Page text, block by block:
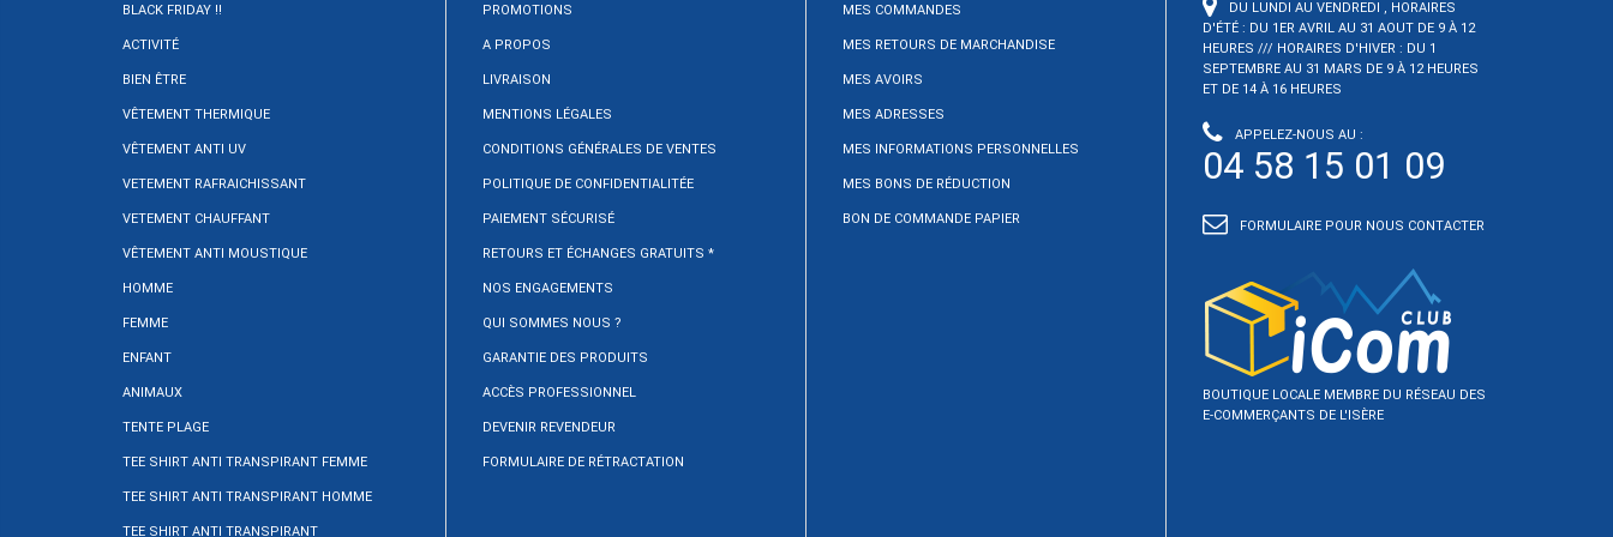
BLACK FRIDAY !!
ACTIVITÉ
BIEN ÊTRE
VÊTEMENT THERMIQUE
VÊTEMENT ANTI UV
VETEMENT RAFRAICHISSANT
VETEMENT CHAUFFANT
VÊTEMENT ANTI MOUSTIQUE
HOMME
FEMME
ENFANT
ANIMAUX
TENTE PLAGE
TEE SHIRT ANTI TRANSPIRANT FEMME
TEE SHIRT ANTI TRANSPIRANT HOMME
TEE SHIRT ANTI TRANSPIRANT
PROMOTIONS
A PROPOS
LIVRAISON
MENTIONS LÉGALES
CONDITIONS GÉNÉRALES DE VENTES
POLITIQUE DE CONFIDENTIALITÉE
PAIEMENT SÉCURISÉ
RETOURS ET ÉCHANGES GRATUITS *
NOS ENGAGEMENTS
QUI SOMMES NOUS ?
GARANTIE DES PRODUITS
ACCÈS PROFESSIONNEL
DEVENIR REVENDEUR
FORMULAIRE DE RÉTRACTATION
MES COMMANDES
MES RETOURS DE MARCHANDISE
MES AVOIRS
MES ADRESSES
MES INFORMATIONS PERSONNELLES
MES BONS DE RÉDUCTION
BON DE COMMANDE PAPIER
DU LUNDI AU VENDREDI , HORAIRES
D'ÉTÉ : DU 1ER AVRIL AU 31 AOUT DE 9 À 12
HEURES /// HORAIRES D'HIVER : DU 1
SEPTEMBRE AU 31 MARS DE 9 À 12 HEURES
ET DE 14 À 16 HEURES
APPELEZ-NOUS AU :
04 58 15 01 09
FORMULAIRE POUR NOUS CONTACTER
BOUTIQUE LOCALE MEMBRE DU RÉSEAU DES
E-COMMERÇANTS DE L'ISÈRE